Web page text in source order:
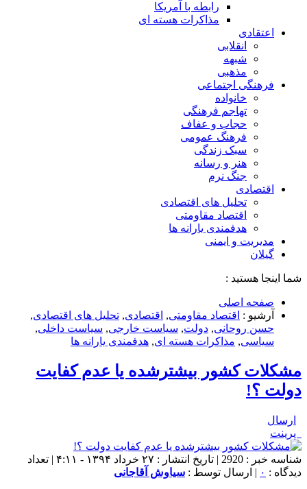
رابطه با آمریکا
مذاکرات هسته ای
اعتقادی
انقلابی
شبهه
مذهبی
فرهنگی اجتماعی
خانواده
تهاجم فرهنگی
حجاب و عفاف
فرهنگ عمومی
سبک زندگی
هنر و رسانه
جنگ نرم
اقتصادی
تحلیل های اقتصادی
اقتصاد مقاومتی
هدفمندی یارانه ها
مدیریت و ایمنی
گیلان
شما اینجا هستید :
صفحه اصلی
آرشیو : اقتصاد مقاومتی, اقتصادی, تحلیل های اقتصادی,
حسن روحانی, دولت, سیاست خارجی, سیاست داخلی,
سیاسی, مذاکرات هسته ای, هدفمندی یارانه ها
مشکلات کشور بیشترشده یا عدم کفایت
دولت ؟!
ارسال
پرینت
شناسه خبر : 2920 | تاریخ انتشار : ۲۷ خرداد ۱۳۹۴ - ۴:۱۱ | تعداد
دیدگاه : ۰ | ارسال توسط : سیاوش آقاجانی